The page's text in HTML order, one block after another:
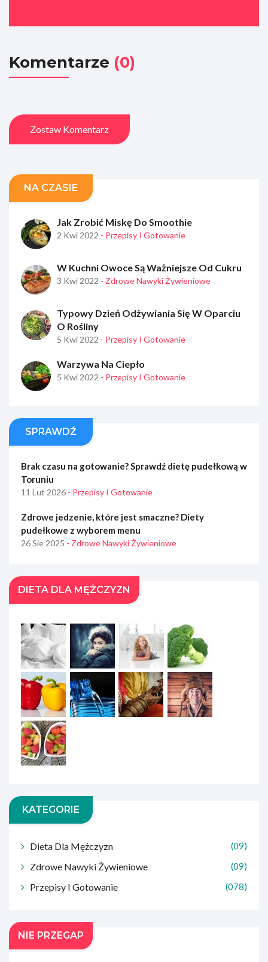
Komentarze (0)
Zostaw Komentarz
NA CZASIE
Jak Zrobić Miskę Do Smoothie
2 Kwi 2022 - Przepisy I Gotowanie
W Kuchni Owoce Są Ważniejsze Od Cukru
3 Kwi 2022 - Zdrowe Nawyki Żywieniowe
Typowy Dzień Odżywiania Się W Oparciu
O Rośliny
5 Kwi 2022 - Przepisy I Gotowanie
Warzywa Na Ciepło
5 Kwi 2022 - Przepisy I Gotowanie
SPRAWDŹ
Brak czasu na gotowanie? Sprawdź dietę pudełkową w
Toruniu
11 Lut 2026 - Przepisy I Gotowanie
Zdrowe jedzenie, które jest smaczne? Diety
pudełkowe z wyborem menu
26 Sie 2025 - Zdrowe Nawyki Żywieniowe
DIETA DLA MĘŻCZYZN
KATEGORIE
Dieta Dla Mężczyzn (09)
Zdrowe Nawyki Żywieniowe (09)
Przepisy I Gotowanie (078)
NIE PRZEGAP